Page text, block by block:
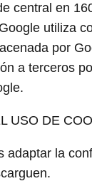
central en
utiliza
por
a terceros
USO DE
adaptar la